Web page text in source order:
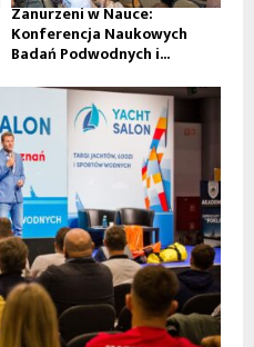
Zanurzeni w Nauce:
Konferencja Naukowych
Badań Podwodnych i...